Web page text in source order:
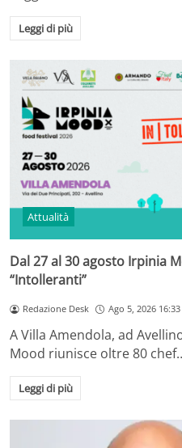
Leggi di più
Attualità
Dal 27 al 30 agosto Irpinia
“Intolleranti”
Redazione Desk Ago 5, 2026 16:33
A Villa Amendola, ad
Mood riunisce oltre 80
Leggi di più